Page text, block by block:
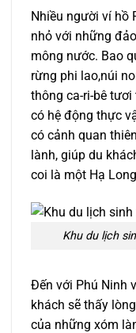
Nhiều người ví hồ
nhỏ với những
mông nước. Bao
rừng phi lao,núi
thông ca-ri-bê
có hệ động thực
có cảnh quan
lành, giúp du
coi là một Hạ
Khu du lịch
Đến với Phú Ninh
khách sẽ thấy
của những xóm